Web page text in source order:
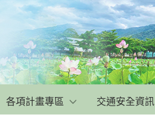
各項計畫專區 交通安全資訊